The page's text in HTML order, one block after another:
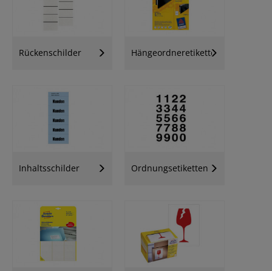
Rückenschilder Hängeordneretiketten
Inhaltsschilder Ordnungsetiketten